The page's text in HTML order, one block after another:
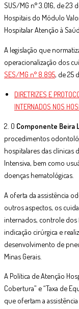
SUS/MG n° 3.016, de 23
Hospitais do Módulo
Hospitalar Atenção à
A legislação que
operacionalização dos
SES/MG n° 8.895, de 25
DIRETRIZES E
INTERNADOS NOS
2. O Componente Beira
procedimentos
hospitalares das clínicas
Intensiva, bem como
doenças hematológicas.
A oferta da assistência
outros aspectos, os
internados, controle dos
indicação cirúrgica e
desenvolvimento de
Minas Gerais.
A Política de Atenção
Cobertura” e “Taxa de
que ofertam a